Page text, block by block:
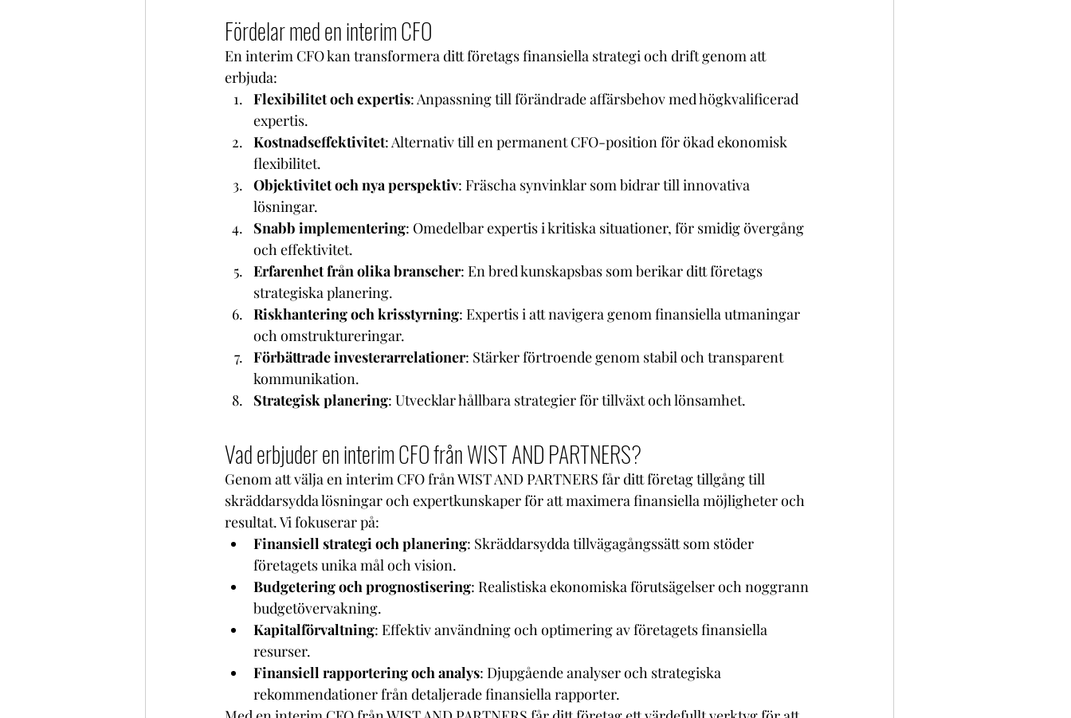
Fördelar med en interim CFO
En interim CFO kan transformera ditt företags finansiella strategi och drift genom att
erbjuda:
Flexibilitet och expertis: Anpassning till förändrade affärsbehov med högkvalificerad
expertis.
Kostnadseffektivitet: Alternativ till en permanent CFO-position för ökad ekonomisk
flexibilitet.
Objektivitet och nya perspektiv: Fräscha synvinklar som bidrar till innovativa
lösningar.
Snabb implementering: Omedelbar expertis i kritiska situationer, för smidig övergång
och effektivitet.
Erfarenhet från olika branscher: En bred kunskapsbas som berikar ditt företags
strategiska planering.
Riskhantering och krisstyrning: Expertis i att navigera genom finansiella utmaningar
och omstruktureringar.
Förbättrade investerarrelationer: Stärker förtroende genom stabil och transparent
kommunikation.
Strategisk planering: Utvecklar hållbara strategier för tillväxt och lönsamhet.
Vad erbjuder en interim CFO från WIST AND PARTNERS?
Genom att välja en interim CFO från WIST AND PARTNERS får ditt företag tillgång till
skräddarsydda lösningar och expertkunskaper för att maximera finansiella möjligheter och
resultat. Vi fokuserar på:
Finansiell strategi och planering: Skräddarsydda tillvägagångssätt som stöder
företagets unika mål och vision.
Budgetering och prognostisering: Realistiska ekonomiska förutsägelser och noggrann
budgetövervakning.
Kapitalförvaltning: Effektiv användning och optimering av företagets finansiella
resurser.
Finansiell rapportering och analys: Djupgående analyser och strategiska
rekommendationer från detaljerade finansiella rapporter.